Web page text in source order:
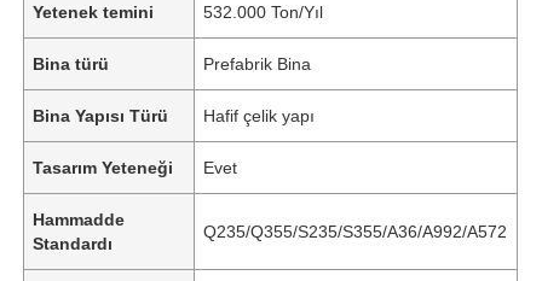
Yetenek temini 532.000 Ton/Yıl
Bina türü Prefabrik Bina
Bina Yapısı Türü Hafif çelik yapı
Tasarım Yeteneği Evet
Hammadde
Standardı
Q235/Q355/S235/S355/A36/A992/A572